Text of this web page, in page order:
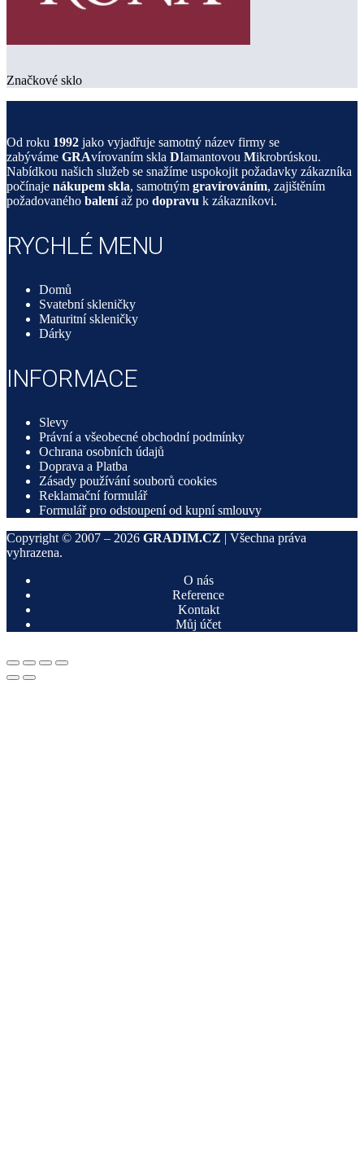
Značkové sklo
Od roku 1992 jako vyjadřuje samotný název firmy se
zabýváme GRAvírovaním skla DIamantovou Mikrobrúskou.
Nabídkou našich služeb se snažíme uspokojit požadavky zákazníka
počínaje nákupem skla, samotným gravírováním, zajištěním
požadovaného baleníaž po dopravu k zákazníkovi.
RYCHLÉ MENU
Domů
Svatební skleničky
Maturitní skleničky
Dárky
INFORMACE
Slevy
Právní a všeobecné obchodní podmínky
Ochrana osobních údajů
Doprava a Platba
Zásady používání souborů cookies
Reklamační formulář
Formulář pro odstoupení od kupní smlouvy
Copyright © 2007 – 2026 GRADIM.CZ | Všechna práva
vyhrazena.
O nás
Reference
Kontakt
Můj účet